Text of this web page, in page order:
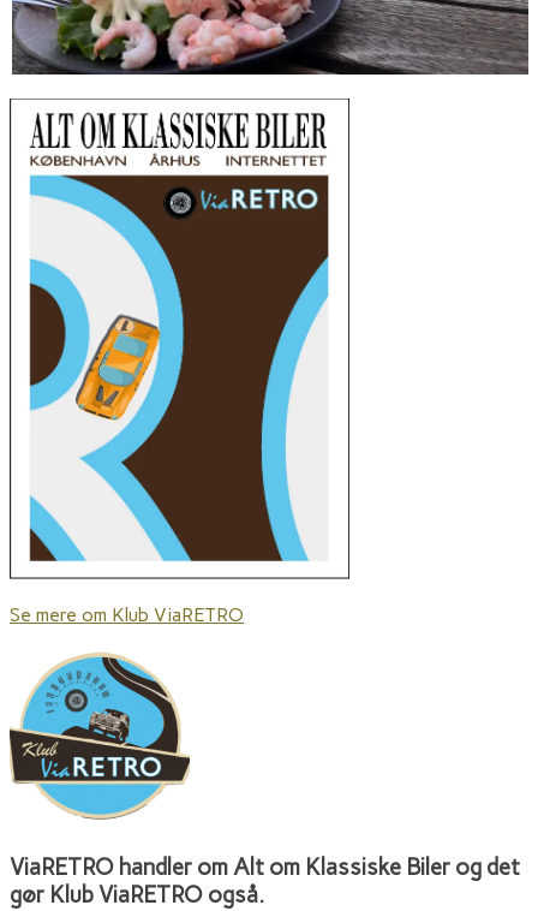
Se mere om Klub ViaRETRO
ViaRETRO handler om Alt om Klassiske Biler og det
gør Klub ViaRETRO også.